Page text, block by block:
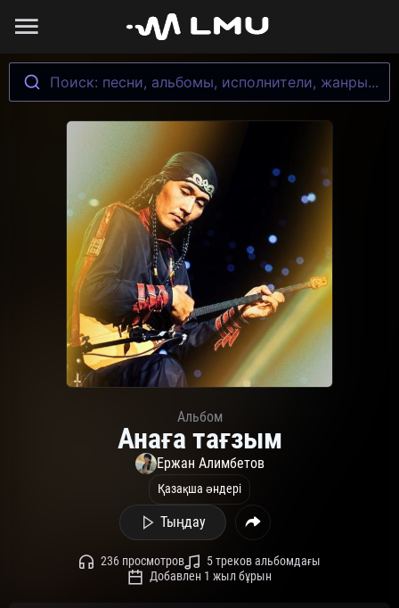
Поиск: песни, альбомы, исполнители, жанры...
Альбом
Анаға тағзым
Ержан Алимбетов
Қазақша әндері
Тыңдау
236 просмотров
5 треков альбомдағы
Добавлен 1 жыл бұрын